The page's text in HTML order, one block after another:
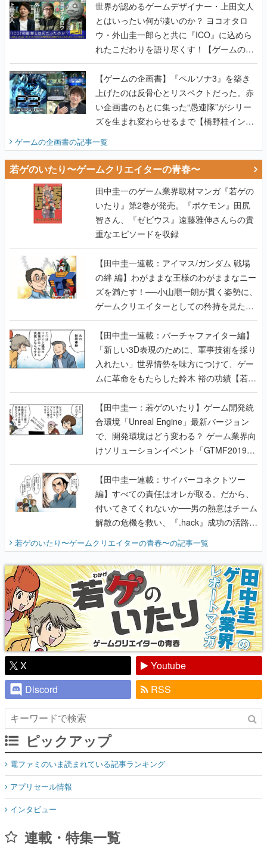
世界が認めるゲームデザイナー・上田文人
とはいったい何が凄いのか？ ヨコオタロ
ウ・外山圭一郎らと共に『ICO』に込めら
れたこだわりを語り尽くす！【ゲームの企
画書】
【ゲームの企画書】『ペルソナ3』を築き
上げたのは反骨心とリスペクトだった。赤
い企画書のもとに集った“愚連隊”がシリー
ズを生まれ変わらせるまで【橋野桂インタ
ビュー】
ゲームの企画書の記事一覧
若ゲのいたり〜ゲームクリエイターの青春〜
田中圭一のゲーム業界取材マンガ『若ゲの
いたり』第2巻が発売。『ポケモン』田尻
智さん、『ゼビウス』遠藤雅伸さんらの貴
重なエピソードを収録
【田中圭一連載：アイマス/ガンダム 戦場
の絆 編】わがままな王様のわがままなニー
ズを満たす！──小山順一朗が貫く姿勢に、
ゲームクリエイターとしての矜持を見た
【若ゲのいたり最終回】
【田中圭一連載：バーチャファイター編】
「新しい3D表現のために、軍事技術を採り
入れたい」世界情勢を味方につけて、ゲー
ムに革命をもたらした鈴木 裕の功績【若ゲ
のいたり】
【田中圭一：若ゲのいたり】ゲーム開発統
合環境「Unreal Engine」最新バージョン
で、開発環境はどう変わる？ ゲーム業界向
けソリューションイベント「GTMF2019」
に行って、より理解を深めよう【PR】
【田中圭一連載：サイバーコネクトツー
編】すべての責任はオレが取る。だから、
付いてきてくれないか──男の熱意はチーム
解散の危機を救い、『.hack』成功の活路を
開く。業界の快男児・松山 洋に流れる血は
『少年ジャンプ』色だった【若ゲのいた
り】
若ゲのいたり〜ゲームクリエイターの青春〜の記事一覧
X
Youtube
Discord
RSS
ピックアップ
電ファミのいま読まれている記事ランキング
アプリセール情報
インタビュー
連載・特集一覧